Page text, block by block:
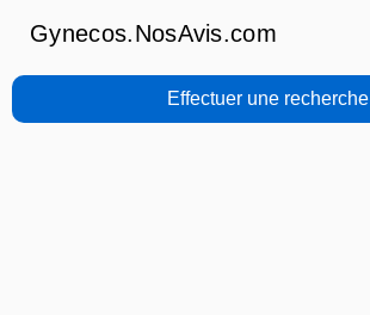
Gynecos.NosAvis.com
Effectuer une recherche